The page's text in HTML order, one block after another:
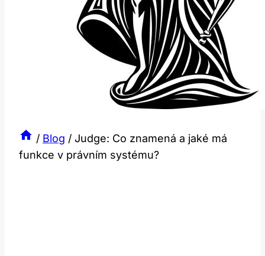
/ Blog / Judge: Co znamená a jaké má
funkce v právním systému?